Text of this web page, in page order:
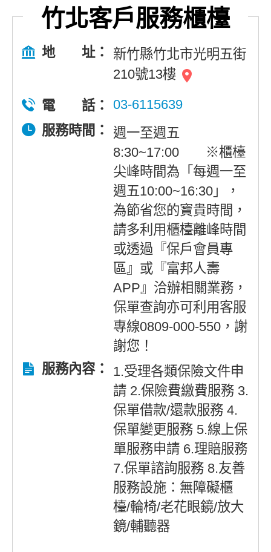
竹北客戶服務櫃檯
地 址：
新竹縣竹北市光明五街
210號13樓
電 話：
03-6115639
服務時間：
週一至週五
8:30~17:00 ※櫃檯
尖峰時間為「每週一至
週五10:00~16:30」，
為節省您的寶貴時間，
請多利用櫃檯離峰時間
或透過『保戶會員專
區』或『富邦人壽
APP』洽辦相關業務，
保單查詢亦可利用客服
專線0809-000-550，謝
謝您！
服務內容：
1.受理各類保險文件申
請 2.保險費繳費服務 3.
保單借款/還款服務 4.
保單變更服務 5.線上保
單服務申請 6.理賠服務
7.保單諮詢服務 8.友善
服務設施：無障礙櫃
檯/輪椅/老花眼鏡/放大
鏡/輔聽器